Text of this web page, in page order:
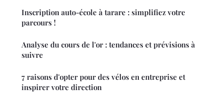
Inscription auto-école à tarare : simplifiez votre
parcours !
Analyse du cours de l'or : tendances et prévisions à
suivre
7 raisons d'opter pour des vélos en entreprise et
inspirer votre direction